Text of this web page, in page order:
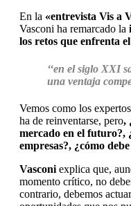
En la «entrevista Vis a
Vasconi ha remarcado la
los retos que enfrenta
‘‘en el siglo XXI
una ventaja
Vemos como los
ha de reinventarse, pero,
mercado en el futuro?,
empresas?, ¿cómo
Vasconi explica que,
momento crítico, no
contrario, debemos